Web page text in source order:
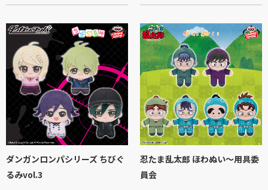
ダンガンロンパシリーズ ちびぐ
るみvol.3
忍たま乱太郎 ほわぬい～用具委
員会